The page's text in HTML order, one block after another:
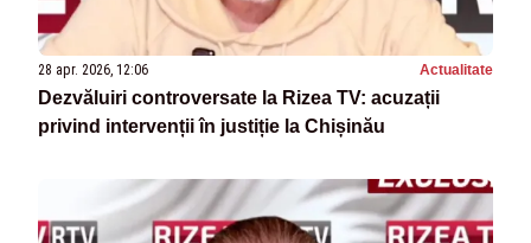
28 apr. 2026, 12:06 Actualitate
Dezvăluiri controversate la Rizea TV: acuzații
privind intervenții în justiție la Chișinău